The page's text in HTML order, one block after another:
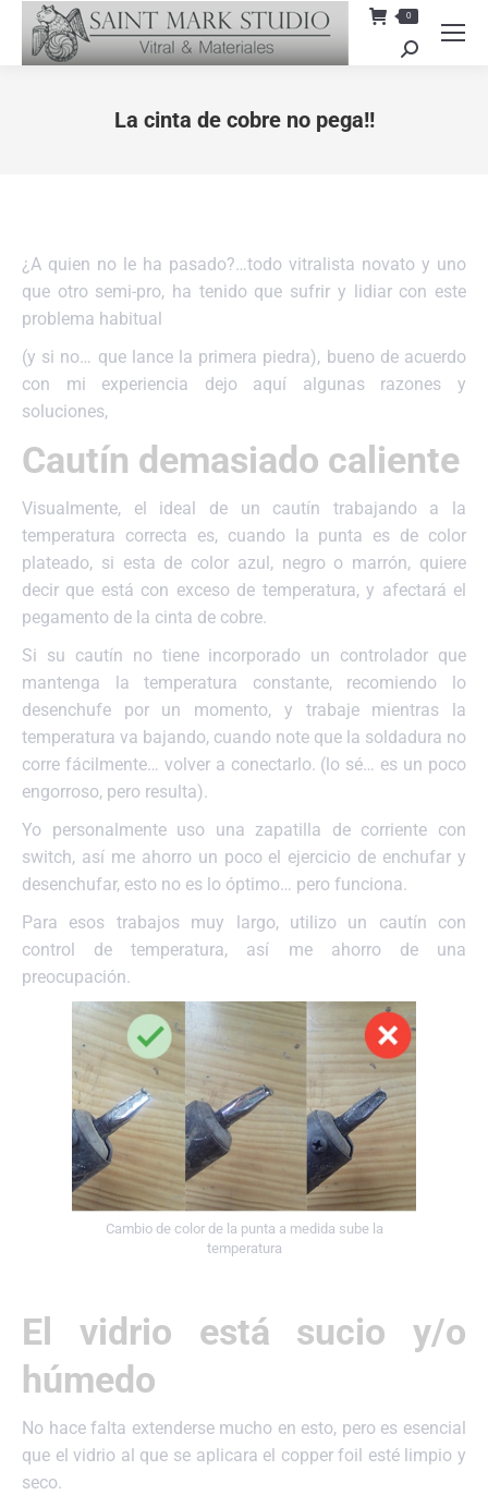
0
Search:
La cinta de cobre no pega!!
¿A quien no le ha pasado?…todo vitralista novato y uno
que otro semi-pro, ha tenido que sufrir y lidiar con este
problema habitual
(y si no… que lance la primera piedra), bueno de acuerdo
con mi experiencia dejo aquí algunas razones y
soluciones,
Cautín demasiado caliente
Visualmente, el ideal de un cautín trabajando a la
temperatura correcta es, cuando la punta es de color
plateado, si esta de color azul, negro o marrón, quiere
decir que está con exceso de temperatura, y afectará el
pegamento de la cinta de cobre.
Si su cautín no tiene incorporado un controlador que
mantenga la temperatura constante, recomiendo lo
desenchufe por un momento, y trabaje mientras la
temperatura va bajando, cuando note que la soldadura no
corre fácilmente… volver a conectarlo. (lo sé… es un poco
engorroso, pero resulta).
Yo personalmente uso una zapatilla de corriente con
switch, así me ahorro un poco el ejercicio de enchufar y
desenchufar, esto no es lo óptimo… pero funciona.
Para esos trabajos muy largo, utilizo un cautín con
control de temperatura, así me ahorro de una
preocupación.
Cambio de color de la punta a medida sube la
temperatura
El vidrio está sucio y/o
húmedo
No hace falta extenderse mucho en esto, pero es esencial
que el vidrio al que se aplicara el copper foil esté limpio y
seco.